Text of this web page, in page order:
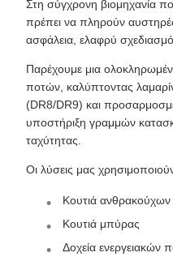
Στη σύγχρονη βιομηχανία
πρέπει να πληρούν
ασφάλεια, ελαφρύ
Παρέχουμε μια
ποτών, καλύπτοντας
(DR8/DR9) και
υποστήριξη γραμμών
ταχύτητας.
Οι λύσεις μας
Κουτιά
Κουτιά μπύρας
Δοχεία ενεργειακών